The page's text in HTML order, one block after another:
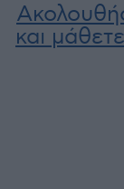
και